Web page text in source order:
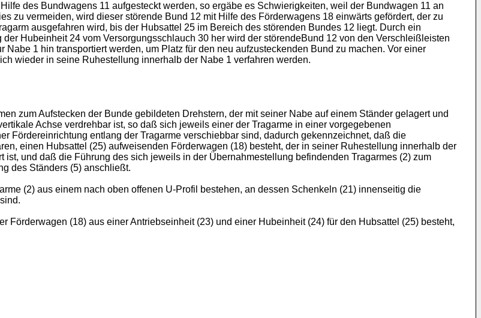
des Bundwagens 11 aufgesteckt werden, so ergäbe es Schwierigkeiten, weil der Bundwagen 11 an
zu vermeiden, wird dieser störende Bund 12 mit Hilfe des Förderwagens 18 einwärts gefördert, der zu
ausgefahren wird, bis der Hubsattel 25 im Bereich des störenden Bundes 12 liegt. Durch ein
Hubeinheit 24 vom Versorgungsschlauch 30 her wird der störendeBund 12 von den Verschleißleisten
1 hin transportiert werden, um Platz für den neu aufzusteckenden Bund zu machen. Vor einer
wieder in seine Ruhestellung innerhalb der Nabe 1 verfahren werden.
zum Aufstecken der Bunde gebildeten Drehstern, der mit seiner Nabe auf einem Ständer gelagert und
Achse verdrehbar ist, so daß sich jeweils einer der Tragarme in einer vorgegebenen
Fördereinrichtung entlang der Tragarme verschiebbar sind, dadurch gekennzeichnet, daß die
einen Hubsattel (25) aufweisenden Förderwagen (18) besteht, der in seiner Ruhestellung innerhalb der
und daß die Führung des sich jeweils in der Übernahmestellung befindenden Tragarmes (2) zum
des Ständers (5) anschließt.
(2) aus einem nach oben offenen U-Profil bestehen, an dessen Schenkeln (21) innenseitig die
Förderwagen (18) aus einer Antriebseinheit (23) und einer Hubeinheit (24) für den Hubsattel (25) besteht,